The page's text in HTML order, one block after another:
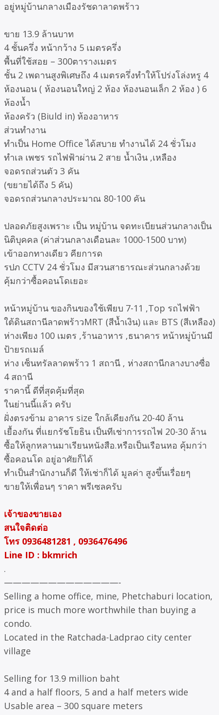
อยู่หมู่บ้านกลางเมืองรัชดาลาดพร้าว
ขาย 13.9 ล้านบาท
4 ชั้นครึ่ง หน้ากว้าง 5 เมตรครึ่ง
พื้นที่ใช้สอย – 300ตารางเมตร
ชั้น 2 เพดานสูงพิเศษถึง 4 เมตรครึ่งทำให้โปร่งโล่งหรู 4
ห้องนอน ( ห้องนอนใหญ่ 2 ห้อง ห้องนอนเล็ก 2 ห้อง ) 6
ห้องน้ำ
ห้องครัว (Biuld in) ห้องอาหาร
ส่วนทำงาน
ทำเป็น Home Office ได้สบาย ทำงานได้ 24 ชั่วโมง
ทำเล เพชร รถไฟฟ้าผ่าน 2 สาย น้ำเงิน ,เหลือง
จอดรถส่วนตัว 3 คัน
(ขยายได้ถึง 5 คัน)
จอดรถส่วนกลางประมาณ 80-100 คัน
ปลอดภัยสูงเพราะ เป็น หมู่บ้าน จดทะเบียนส่วนกลางเป็น
นิติบุคคล (ค่าส่วนกลางเดือนละ 1000-1500 บาท)
เข้าออกทางเดียว คียการด
รปภ CCTV 24 ชั่วโมง มีสวนสาธารณะส่วนกลางด้วย
คุ้มกว่าซื้อคอนโดเยอะ
หน้าหมู่บ้าน ของกินของใช้เพียบ 7-11 ,Top รถไฟฟ้า
ใต้ดินสถานีลาดพร้าวMRT (สีน้ำเงิน) และ BTS (สีเหลือง)
ห่างเพียง 100 เมตร ,ร้านอาหาร ,ธนาคาร หน้าหมู่บ้านมี
ป้ายรถเมล์
ห่าง เซ็นทรัลลาดพร้าว 1 สถานี , ห่างสถานีกลางบางซื่อ
4 สถานี
ราคานี้ ดีที่สุดคุ้มที่สุด
ในย่านนี้แล้ว ครับ
ฝั่งตรงข้าม อาคาร size ใกล้เคียงกัน 20-40 ล้าน
เยื้องกัน ที่แยกรัชโยธิน เป็นทีเช่าการรถไฟ 20-30 ล้าน
ซื้อให้ลูกหลานมาเรียนหนังสือ.หรือเป็นเรือนหอ คุ้มกว่า
ซื้อคอนโด อยู่อาศัยก็ได้
ทำเป็นสำนักงานก็ดี ให้เช่าก็ได้ มูลค่า สูงขึ้นเรื่อยๆ
ขายให้เพื่อนๆ ราคา พรีเซลครับ
เจ้าของขายเอง
สนใจติดต่อ
โทร 0936481281 , 0936476496
Line ID : bkmrich
.
—————————————-
Selling a home office, mine, Phetchaburi location,
price is much more worthwhile than buying a
condo.
Located in the Ratchada-Ladprao city center
village
Selling for 13.9 million baht
4 and a half floors, 5 and a half meters wide
Usable area – 300 square meters